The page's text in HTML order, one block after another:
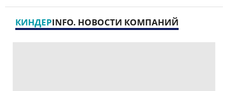
КИНДЕРINFO. НОВОСТИ КОМПАНИЙ